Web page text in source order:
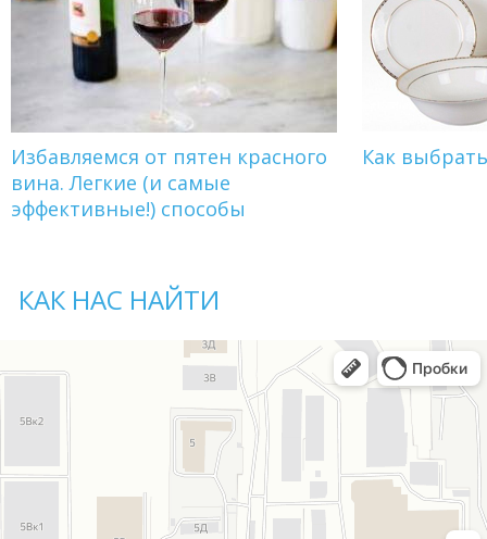
Избавляемся от пятен красного
вина. Легкие (и самые
эффективные!) способы
Как
КАК НАС НАЙТИ